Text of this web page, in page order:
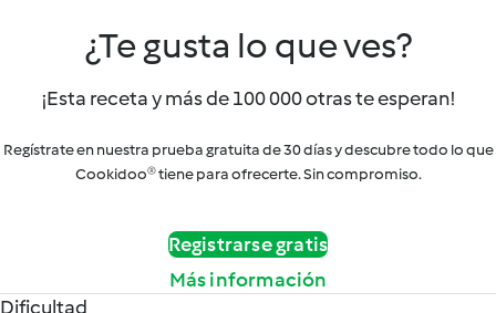
¿Te gusta lo que ves?
¡Esta receta y más de 100 000 otras te esperan!
Regístrate en nuestra prueba gratuita de 30 días y descubre todo lo que
Cookidoo® tiene para ofrecerte. Sin compromiso.
Registrarse gratis
Más información
Dificultad